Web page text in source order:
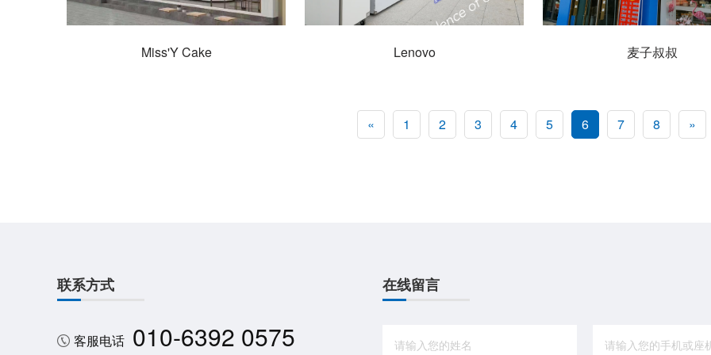
Miss'Y Cake Lenovo 麦子叔叔
« 1 2 3 4 5 6 7 8 »
联系方式
客服电话 010-6392 0575
在线留言